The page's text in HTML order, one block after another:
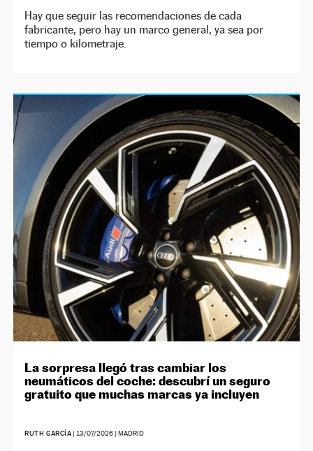
Hay que seguir las recomendaciones de cada
fabricante, pero hay un marco general, ya sea por
tiempo o kilometraje.
La sorpresa llegó tras cambiar los
neumáticos del coche: descubrí un seguro
gratuito que muchas marcas ya incluyen
RUTH GARCÍA |13/07/2026 | MADRID